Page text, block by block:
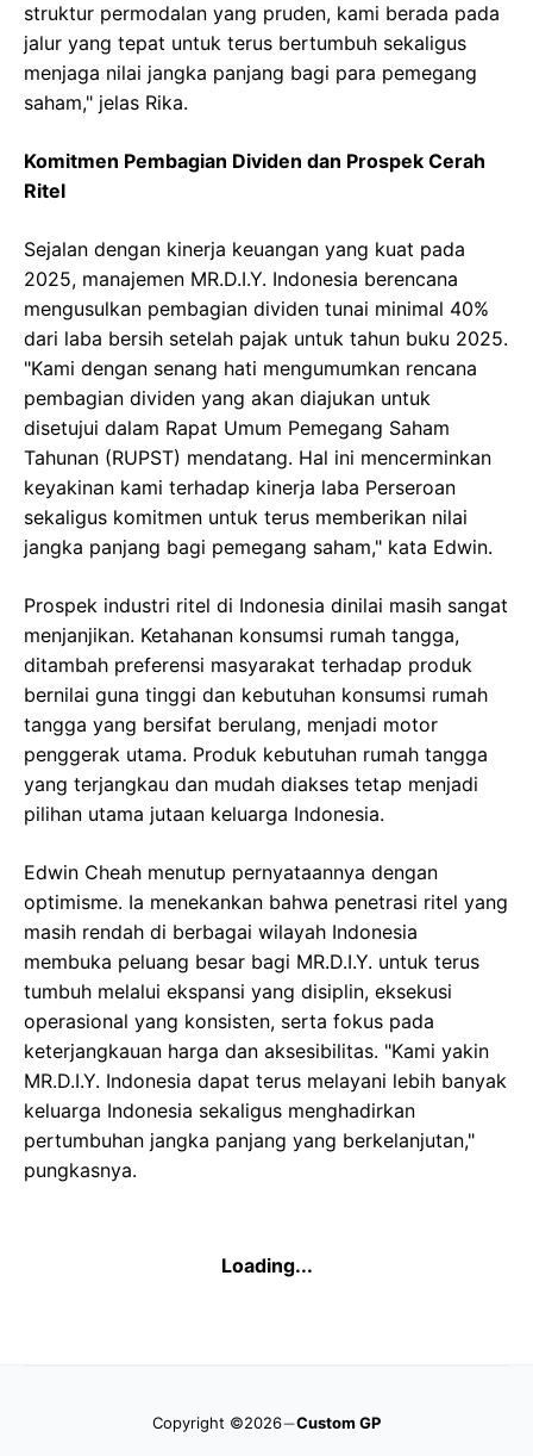
struktur permodalan yang pruden, kami berada pada
jalur yang tepat untuk terus bertumbuh sekaligus
menjaga nilai jangka panjang bagi para pemegang
saham," jelas Rika.
Komitmen Pembagian Dividen dan Prospek Cerah
Ritel
Sejalan dengan kinerja keuangan yang kuat pada
2025, manajemen MR.D.I.Y. Indonesia berencana
mengusulkan pembagian dividen tunai minimal 40%
dari laba bersih setelah pajak untuk tahun buku 2025.
"Kami dengan senang hati mengumumkan rencana
pembagian dividen yang akan diajukan untuk
disetujui dalam Rapat Umum Pemegang Saham
Tahunan (RUPST) mendatang. Hal ini mencerminkan
keyakinan kami terhadap kinerja laba Perseroan
sekaligus komitmen untuk terus memberikan nilai
jangka panjang bagi pemegang saham," kata Edwin.
Prospek industri ritel di Indonesia dinilai masih sangat
menjanjikan. Ketahanan konsumsi rumah tangga,
ditambah preferensi masyarakat terhadap produk
bernilai guna tinggi dan kebutuhan konsumsi rumah
tangga yang bersifat berulang, menjadi motor
penggerak utama. Produk kebutuhan rumah tangga
yang terjangkau dan mudah diakses tetap menjadi
pilihan utama jutaan keluarga Indonesia.
Edwin Cheah menutup pernyataannya dengan
optimisme. Ia menekankan bahwa penetrasi ritel yang
masih rendah di berbagai wilayah Indonesia
membuka peluang besar bagi MR.D.I.Y. untuk terus
tumbuh melalui ekspansi yang disiplin, eksekusi
operasional yang konsisten, serta fokus pada
keterjangkauan harga dan aksesibilitas. "Kami yakin
MR.D.I.Y. Indonesia dapat terus melayani lebih banyak
keluarga Indonesia sekaligus menghadirkan
pertumbuhan jangka panjang yang berkelanjutan,"
pungkasnya.
Loading...
Copyright ©2026 Custom GP